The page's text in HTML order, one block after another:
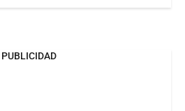
PUBLICIDAD